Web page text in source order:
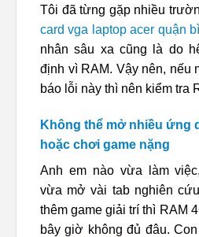
Tôi đã từng gặp nhiều
card vga laptop acer quận
nhân sâu xa cũng là do
định vì RAM. Vậy nên, nếu
báo lỗi này thì nên kiểm tra
Không thể mở nhiều ứng
hoặc chơi game nặng
Anh em nào vừa làm
vừa mở vài tab nghiên
thêm game giải trí thì RAM
bây giờ không đủ đâu. Con